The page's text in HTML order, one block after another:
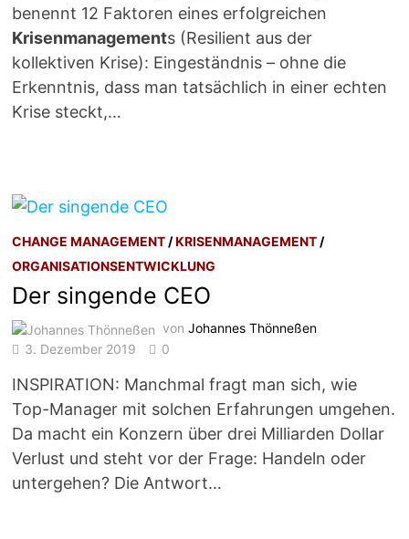
benennt 12 Faktoren eines erfolgreichen
Krisenmanagements (Resilient aus der
kollektiven Krise): Eingeständnis – ohne die
Erkenntnis, dass man tatsächlich in einer echten
Krise steckt,…
CHANGE MANAGEMENT /KRISENMANAGEMENT /
ORGANISATIONSENTWICKLUNG
Der singende CEO
vonJohannes Thönneßen
3. Dezember 2019
0
INSPIRATION: Manchmal fragt man sich, wie
Top-Manager mit solchen Erfahrungen umgehen.
Da macht ein Konzern über drei Milliarden Dollar
Verlust und steht vor der Frage: Handeln oder
untergehen? Die Antwort…